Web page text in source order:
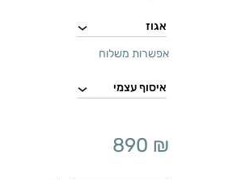
אפשרות משלוח
890 ₪